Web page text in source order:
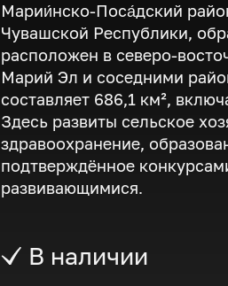
Марии́нско-Поса́дский
Чувашской Республики,
расположен в северо-
Марий Эл и соседними
составляет 686,1 км²,
Здесь развиты сельское
здравоохранение,
подтверждённое
развивающимися.
В наличии